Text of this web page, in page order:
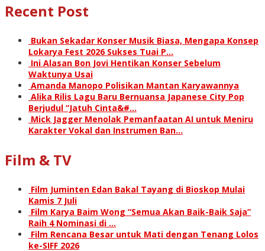
Recent Post
Bukan Sekadar Konser Musik Biasa, Mengapa Konsep
Lokarya Fest 2026 Sukses Tuai P…
Ini Alasan Bon Jovi Hentikan Konser Sebelum
Waktunya Usai
Amanda Manopo Polisikan Mantan Karyawannya
Alika Rilis Lagu Baru Bernuansa Japanese City Pop
Berjudul “Jatuh Cinta&#…
Mick Jagger Menolak Pemanfaatan AI untuk Meniru
Karakter Vokal dan Instrumen Ban…
Film & TV
Film Juminten Edan Bakal Tayang di Bioskop Mulai
Kamis 7 Juli
Film Karya Baim Wong “Semua Akan Baik-Baik Saja”
Raih 4 Nominasi di …
Film Rencana Besar untuk Mati dengan Tenang Lolos
ke-SIFF 2026